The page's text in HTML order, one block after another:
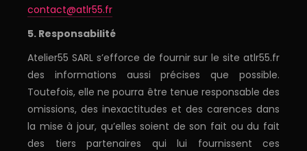
contact@atlr55.fr
5. Responsabilité
Atelier55 SARL s’efforce de fournir sur le site atlr55.fr
des informations aussi précises que possible.
Toutefois, elle ne pourra être tenue responsable des
omissions, des inexactitudes et des carences dans
la mise à jour, qu’elles soient de son fait ou du fait
des tiers partenaires qui lui fournissent ces